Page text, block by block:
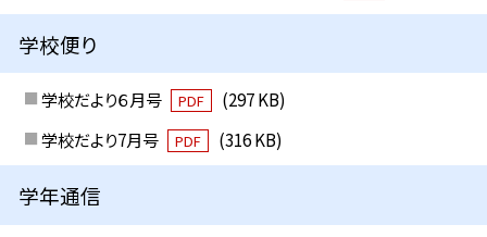
学校便り
学校だより６月号 PDF
(297 KB)
学校だより7月号
PDF (316 KB)
学年通信